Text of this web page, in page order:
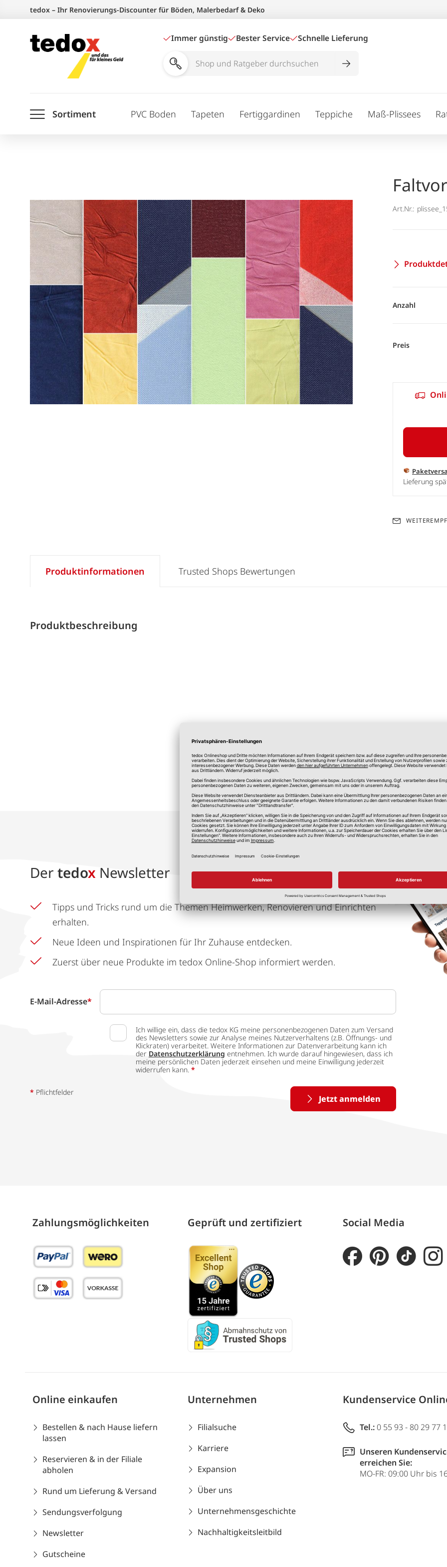
springen
tedox – Ihr Renovierungs-Discounter für Böden, Malerbedarf & Deko
Immer günstig Bester Service Schnelle Lieferung
Shop
durchsuchen
Sortiment PVC Boden Tapeten Fertiggardinen Teppiche Maß-Plissees
Art.Nr.:
Anzahl
Preis
Lieferung
Produktinformationen
Produktbeschreibung
Trusted Shops Bewertungen
*Alle Preise in Euro, inkl. gesetzlicher Mehrwertsteuer, zzgl.
Der tedox Newsletter
Tipps und Tricks rund um die Themen Heimwerken, Renovieren und Einrichten
erhalten.
Neue Ideen und Inspirationen für Ihr Zuhause entdecken.
Zuerst über neue Produkte im tedox Online-Shop informiert werden.
E-Mail-Adresse*
Ich willige ein, dass die tedox KG meine personenbezogenen Daten zum Versand
des Newsletters sowie zur Analyse meines Nutzerverhaltens (z.B. Öffnungs- und
Klickraten) verarbeitet. Weitere Informationen zur Datenverarbeitung kann ich
der Datenschutzerklärung entnehmen. Ich wurde darauf hingewiesen, dass ich
meine persönlichen Daten jederzeit einsehen und meine Einwilligung jederzeit
widerrufen kann. *
Jetzt anmelden
* Pflichtfelder
Zahlungs­möglich­keiten Geprüft und zertifiziert Social Media
Online einkaufen
Bestellen & nach Hause liefern
lassen
Reservieren & in der Filiale
abholen
Rund um Lieferung & Versand
Sendungsverfolgung
Newsletter
Gutscheine
Unternehmen
Filialsuche
Karriere
Expansion
Über uns
Unternehmensgeschichte
Nachhaltigkeitsleitbild
Kundenservice
Tel.: 0 55 93 - 80 29 77
Unseren
erreichen Sie:
MO-FR: 09:00 Uhr bis